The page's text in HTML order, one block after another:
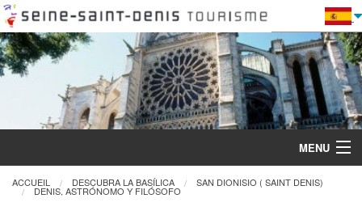
MENU
ACCUEIL DESCUBRA LA BASÍLICA SAN DIONISIO ( SAINT DENIS)
DENIS, ASTRÓNOMO Y FILÓSOFO